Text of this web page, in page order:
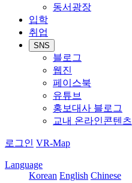
동서광장
입학
취업
SNS
블로그
웹진
페이스북
유튜브
홍보대사 블로그
교내 온라인콘텐츠
로그인 VR-Map
Language
Korean English Chinese